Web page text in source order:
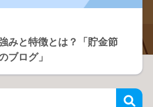
みと特徴とは？「貯金節
ブログ」